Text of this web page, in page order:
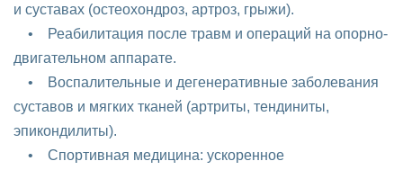
и суставах (остеохондроз, артроз, грыжи).
• Реабилитация после травм и операций на опорно-
двигательном аппарате.
• Воспалительные и дегенеративные заболевания
суставов и мягких тканей (артриты, тендиниты,
эпикондилиты).
• Спортивная медицина: ускоренное